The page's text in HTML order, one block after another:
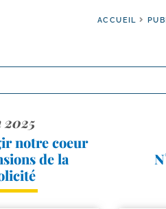
ACCUEIL
notre coeur
de la